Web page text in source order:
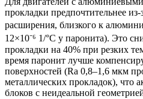
прокладки предпочтительнее
расширения, близкого к
12×10⁻⁶ 1/°C у паронита). Это
прокладки на 40% при резких
время паронит лучше
поверхностей (Ra 0,8–1,6 мкм
металлических прокладок), что
блоков с неидеальной